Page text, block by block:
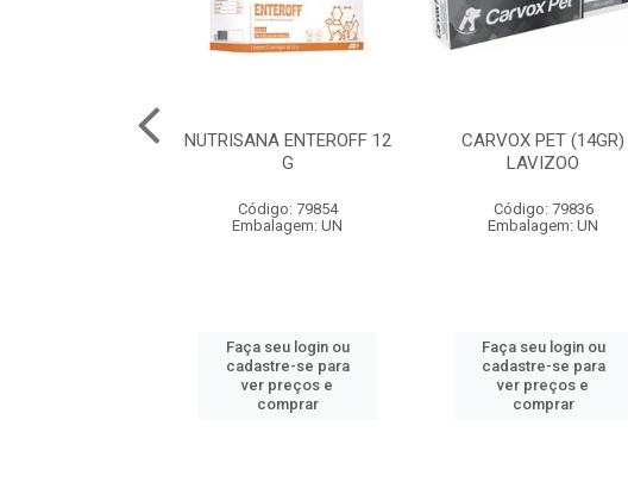
NUTRISANA ENTEROFF 12
G
Código: 79854
Embalagem: UN
Faça seu login ou
cadastre-se para
ver preços e
comprar
CARVOX PET (14GR)
LAVIZOO
Código: 79836
Embalagem: UN
Faça seu login ou
cadastre-se para
ver preços e
comprar